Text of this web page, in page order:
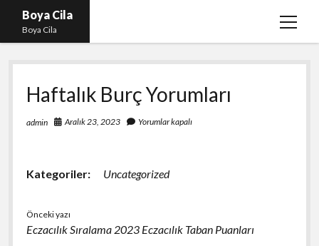
Boya Cila
Boya Cila
menüyü
En İyi Tiktok Takipçi Hilesi
Liste
Parasız Instagram Türk Takipçi Hilesi
Shorts Abone Arttırma Hilesi Parasız
Haftalık Burç Yorumları
admin Aralık 23, 2023 Yorumlar kapalı
Kategoriler: Uncategorized
Önceki yazı
Eczacılık Sıralama 2023 Eczacılık Taban Puanları